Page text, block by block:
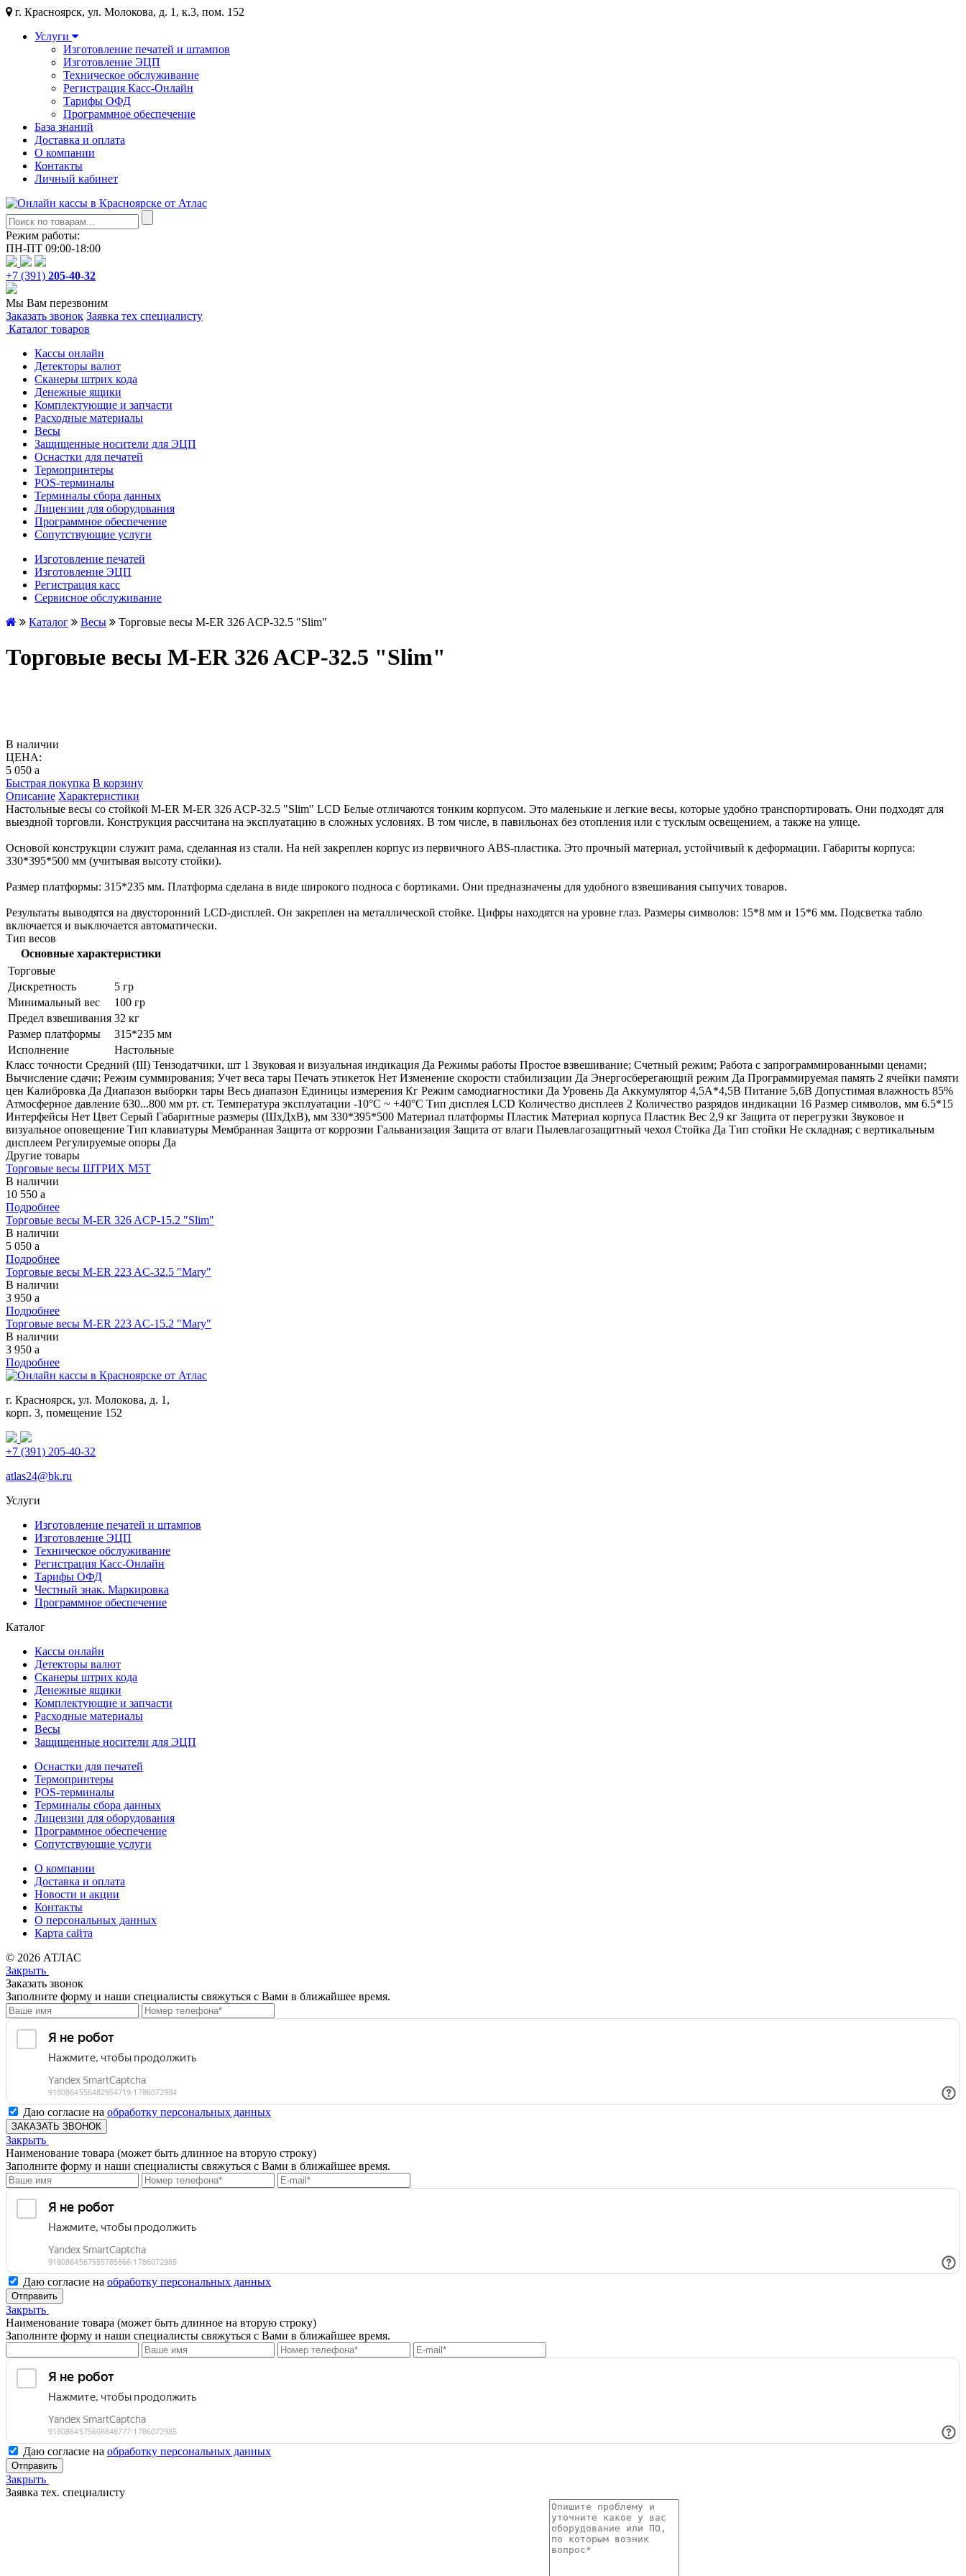
г. Красноярск, ул. Молокова, д. 1, к.3, пом. 152
Услуги
Изготовление печатей и штампов
Изготовление ЭЦП
Техническое обслуживание
Регистрация Касс-Онлайн
Тарифы ОФД
Программное обеспечение
База знаний
Доставка и оплата
О компании
Контакты
Личный кабинет
Режим работы:
ПН-ПТ 09:00-18:00
+7 (391) 205-40-32
Мы Вам перезвоним
Заказать звонок Заявка тех специалисту
Каталог товаров
Кассы онлайн
Детекторы валют
Сканеры штрих кода
Денежные ящики
Комплектующие и запчасти
Расходные материалы
Весы
Защищенные носители для ЭЦП
Оснастки для печатей
Термопринтеры
POS-терминалы
Терминалы сбора данных
Лицензии для оборудования
Программное обеспечение
Сопутствующие услуги
Изготовление печатей
Изготовление ЭЦП
Регистрация касс
Сервисное обслуживание
Каталог
Весы Торговые весы M-ER 326 ACP-32.5 "Slim"
Торговые весы M-ER 326 ACP-32.5 "Slim"
В наличии
ЦЕНА:
5 050 a
Быстрая покупка В корзину
Описание Характеристики
Настольные весы со стойкой M-ER M-ER 326 ACP-32.5 "Slim" LCD Белые отличаются тонким корпусом. Это маленькие и легкие весы, которые удобно транспортировать. Они подходят для
выездной торговли. Конструкция рассчитана на эксплуатацию в сложных условиях. В том числе, в павильонах без отопления или с тусклым освещением, а также на улице.
Основой конструкции служит рама, сделанная из стали. На ней закреплен корпус из первичного ABS-пластика. Это прочный материал, устойчивый к деформации. Габариты корпуса:
330*395*500 мм (учитывая высоту стойки).
Размер платформы: 315*235 мм. Платформа сделана в виде широкого подноса с бортиками. Они предназначены для удобного взвешивания сыпучих товаров.
Результаты выводятся на двусторонний LCD-дисплей. Он закреплен на металлической стойке. Цифры находятся на уровне глаз. Размеры символов: 15*8 мм и 15*6 мм. Подсветка табло
включается и выключается автоматически.
Тип весов
Основные характеристики
Торговые
Дискретность
5 гр
Минимальный вес
100 гр
Предел взвешивания 32 кг
Размер платформы
315*235 мм
Исполнение
Настольные
Класс точности Средний (III) Тензодатчики, шт 1 Звуковая и визуальная индикация Да Режимы работы Простое взвешивание; Счетный режим; Работа с запрограммированными ценами;
Вычисление сдачи; Режим суммирования; Учет веса тары Печать этикеток Нет Изменение скорости стабилизации Да Энергосберегающий режим Да Программируемая память 2 ячейки памяти
цен Калибровка Да Диапазон выборки тары Весь диапазон Единицы измерения Кг Режим самодиагностики Да Уровень Да Аккумулятор 4,5А*4,5В Питание 5,6В Допустимая влажность 85%
Атмосферное давление 630...800 мм рт. ст. Температура эксплуатации -10°C ~ +40°C Тип дисплея LCD Количество дисплеев 2 Количество разрядов индикации 16 Размер символов, мм 6.5*15
Интерфейсы Нет Цвет Серый Габаритные размеры (ШхДхВ), мм 330*395*500 Материал платформы Пластик Материал корпуса Пластик Вес 2,9 кг Защита от перегрузки Звуковое и
визуальное оповещение Тип клавиатуры Мембранная Защита от коррозии Гальванизация Защита от влаги Пылевлагозащитный чехол Стойка Да Тип стойки Не складная; с вертикальным
дисплеем Регулируемые опоры Да
Другие товары
Торговые весы ШТРИХ М5Т
В наличии
10 550 a
Подробнее
Торговые весы M-ER 326 ACP-15.2 "Slim"
В наличии
5 050 a
Подробнее
Торговые весы M-ER 223 AC-32.5 "Mary"
В наличии
3 950 a
Подробнее
Торговые весы M-ER 223 AC-15.2 "Mary"
В наличии
3 950 a
Подробнее
г. Красноярск, ул. Молокова, д. 1,
корп. 3, помещение 152
+7 (391) 205-40-32
atlas24@bk.ru
Услуги
Изготовление печатей и штампов
Изготовление ЭЦП
Техническое обслуживание
Регистрация Касс-Онлайн
Тарифы ОФД
Честный знак. Маркировка
Программное обеспечение
Каталог
Кассы онлайн
Детекторы валют
Сканеры штрих кода
Денежные ящики
Комплектующие и запчасти
Расходные материалы
Весы
Защищенные носители для ЭЦП
Оснастки для печатей
Термопринтеры
POS-терминалы
Терминалы сбора данных
Лицензии для оборудования
Программное обеспечение
Сопутствующие услуги
О компании
Доставка и оплата
Новости и акции
Контакты
О персональных данных
Карта сайта
© 2026 АТЛАС
Закрыть
Заказать звонок
Заполните форму и наши специалисты свяжуться с Вами в ближайшее время.
Даю согласие на обработку персональных данных
ЗАКАЗАТЬ ЗВОНОК
Закрыть
Наименование товара (может быть длинное на вторую строку)
Заполните форму и наши специалисты свяжуться с Вами в ближайшее время.
Даю согласие на обработку персональных данных
Отправить
Закрыть
Наименование товара (может быть длинное на вторую строку)
Заполните форму и наши специалисты свяжуться с Вами в ближайшее время.
Даю согласие на обработку персональных данных
Отправить
Закрыть
Заявка тех. специалисту